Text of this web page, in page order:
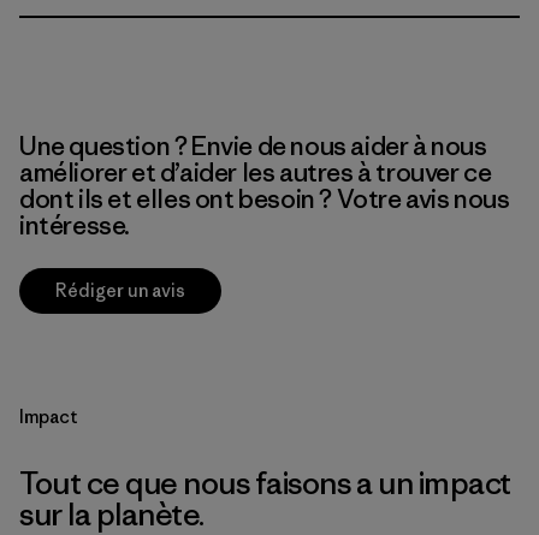
Une question ? Envie de nous aider à nous
améliorer et d’aider les autres à trouver ce
dont ils et elles ont besoin ? Votre avis nous
intéresse.
Rédiger un avis
Impact
Tout ce que nous faisons a un impact
sur la planète.